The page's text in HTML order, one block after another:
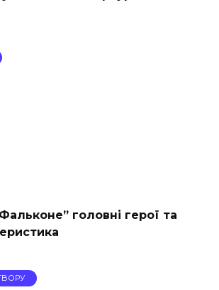
головні герої та